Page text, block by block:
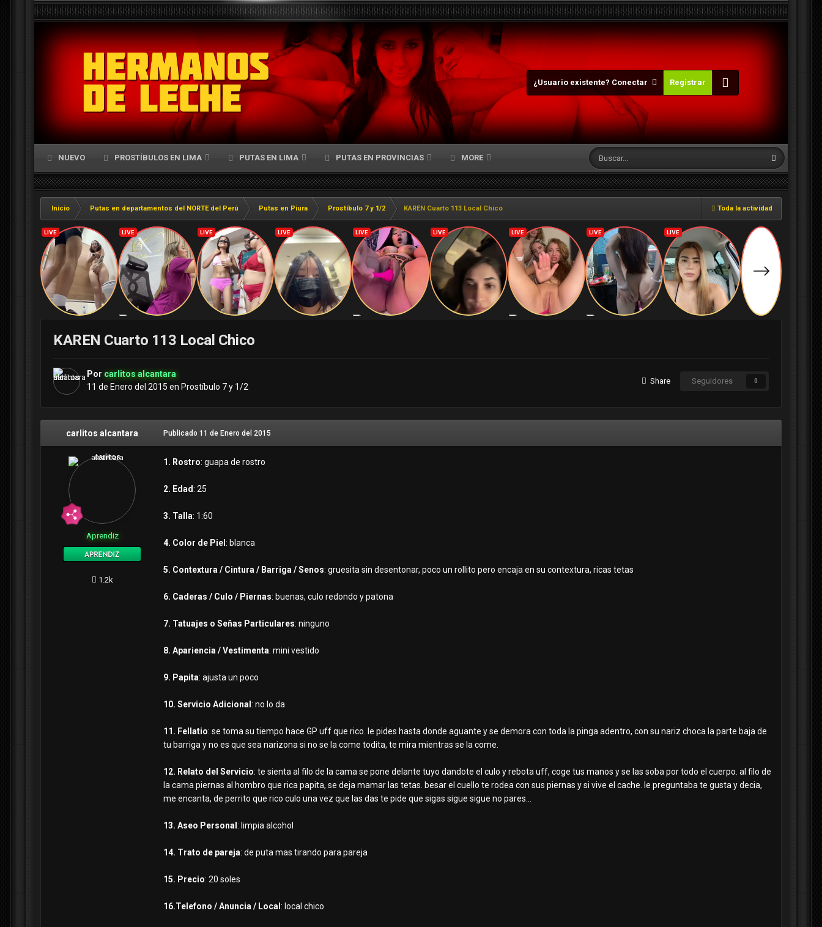
¿Usuario existente? Conectar Registrar
NUEVO PROSTÍBULOS EN LIMA PUTAS EN LIMA PUTAS EN PROVINCIAS MORE
Toda la actividad
Inicio Putas en departamentos del NORTE del Perú Putas en Piura Prostíbulo 7 y 1/2 KAREN Cuarto 113 Local Chico
KAREN Cuarto 113 Local Chico
Por carlitos alcantara
11 de Enero del 2015 en Prostíbulo 7 y 1/2
Share Seguidores 0
carlitos alcantara
Aprendiz
1.2k
Publicado 11 de Enero del 2015
1. Rostro: guapa de rostro
2. Edad: 25
3. Talla: 1:60
4. Color de Piel : blanca
5. Contextura / Cintura / Barriga / Senos: gruesita sin desentonar, poco un rollito pero encaja en su contextura, ricas tetas
6. Caderas / Culo / Piernas: buenas, culo redondo y patona
7. Tatuajes o Señas Particulares: ninguno
8. Apariencia / Vestimenta: mini vestido
9. Papita: ajusta un poco
10. Servicio Adicional : no lo da
11. Fellatio: se toma su tiempo hace GP uff que rico. le pides hasta donde aguante y se demora con toda la pinga adentro, con su nariz choca la parte baja de
tu barriga y no es que sea narizona si no se la come todita, te mira mientras se la come.
12. Relato del Servicio: te sienta al filo de la cama se pone delante tuyo dandote el culo y rebota uff, coge tus manos y se las soba por todo el cuerpo. al filo de
la cama piernas al hombro que rica papita, se deja mamar las tetas. besar el cuello te rodea con sus piernas y si vive el cache. le preguntaba te gusta y decia,
me encanta, de perrito que rico culo una vez que las das te pide que sigas sigue sigue no pares...
13. Aseo Personal : limpia alcohol
14. Trato de pareja: de puta mas tirando para pareja
15. Precio: 20 soles
16.Telefono / Anuncia / Local : local chico